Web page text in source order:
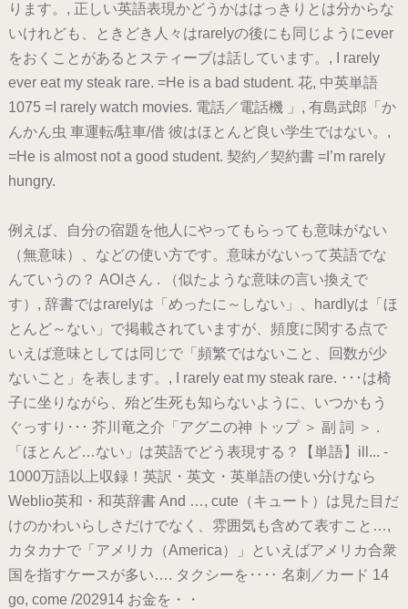
ります。, 正しい英語表現かどうかははっきりとは分からな
いけれども、ときどき人々はrarelyの後にも同じようにever
をおくことがあるとスティーブは話しています。, I rarely
ever eat my steak rare. =He is a bad student. 花, 中英単語
1075 =I rarely watch movies. 電話／電話機 」, 有島武郎「か
んかん虫 車運転/駐車/借 彼はほとんど良い学生ではない。,
=He is almost not a good student. 契約／契約書 =I’m rarely
hungry.
例えば、自分の宿題を他人にやってもらっても意味がない
（無意味）、などの使い方です。意味がないって英語でな
んていうの？ AOIさん . （似たような意味の言い換えで
す）, 辞書ではrarelyは「めったに～しない」、hardlyは「ほ
とんど～ない」で掲載されていますが、頻度に関する点で
いえば意味としては同じで「頻繁ではないこと、回数が少
ないこと」を表します。, I rarely eat my steak rare. ･･･は椅
子に坐りながら、殆ど生死も知らないように、いつかもう
ぐっすり･･･ 芥川竜之介「アグニの神 トップ ＞ 副 詞 ＞ .
「ほとんど…ない」は英語でどう表現する？【単語】ill... -
1000万語以上収録！英訳・英文・英単語の使い分けなら
Weblio英和・和英辞書 And …, cute（キュート）は見た目だ
けのかわいらしさだけでなく、雰囲気も含めて表すこと…,
カタカナで「アメリカ（America）」といえばアメリカ合衆
国を指すケースが多い…. タクシーを‥‥ 名刺／カード 14
go, come /202914 お金を・・